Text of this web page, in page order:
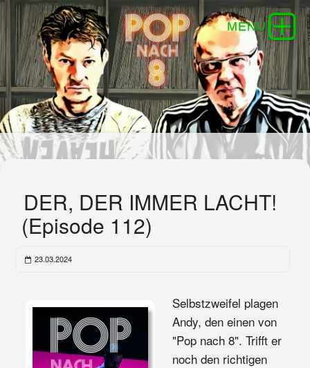
DER, DER IMMER LACHT!
(Episode 112)
23.03.2024
Selbstzweifel plagen
Andy, den einen von
"Pop nach 8". Trifft er
noch den richtigen